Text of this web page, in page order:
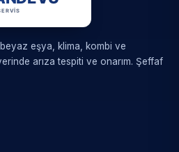
eşya, klima, kombi ve
arıza tespiti ve onarım. Şeffaf